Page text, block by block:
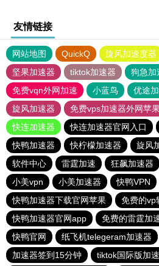
友情链接
网站地图 QuickQ 旋风加速度器
坚果加速器
tiktok加速器
狗急加
免费vqn外网加速
小蓝鸟 优途
旋风加速器
免费vps加速器外网苹
快连加速器
快连加速器官网入口
快鸭加速器
快柠檬加速器 旋风
软件中心
雷霆加速 狂飙加速器
小美vpn
小美加速器
快鸭VPN
快鸭加速器下载官网苹果
免费的vp
快鸭加速器官网app
免费的雷霆加
快鸭官网
纸飞机telegeram加速器
加速器签到15分钟
tiktok国际版加